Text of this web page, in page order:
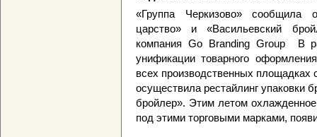
«Группа Черкизово» сообщила
царство» и «Васильевский
компания Go Branding Group В
унификации товарного
всех производственных площадках
осуществила рестайлинг упаковки
бройлер». Этим летом
под этими торговыми марками,